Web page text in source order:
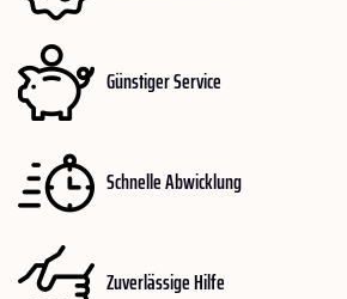
Günstiger Service
Schnelle Abwicklung
Zuverlässige Hilfe